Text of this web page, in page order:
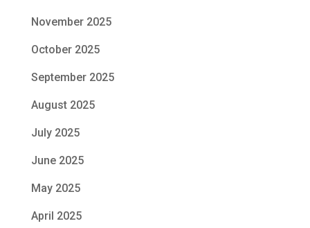
November 2025
October 2025
September 2025
August 2025
July 2025
June 2025
May 2025
April 2025